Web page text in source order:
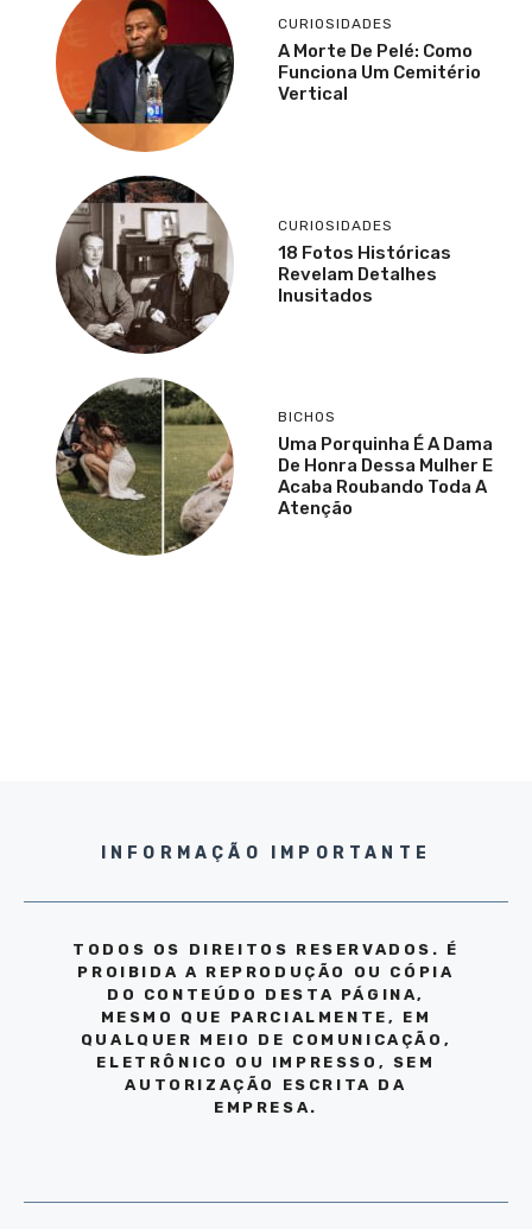
CURIOSIDADES
A Morte De Pelé: Como
Funciona Um Cemitério
Vertical
CURIOSIDADES
18 Fotos Históricas
Revelam Detalhes
Inusitados
BICHOS
Uma Porquinha É A Dama
De Honra Dessa Mulher E
Acaba Roubando Toda A
Atenção
INFORMAÇÃO IMPORTANTE
TODOS OS DIREITOS RESERVADOS. É
PROIBIDA A REPRODUÇÃO OU CÓPIA
DO CONTEÚDO DESTA PÁGINA,
MESMO QUE PARCIALMENTE, EM
QUALQUER MEIO DE COMUNICAÇÃO,
ELETRÔNICO OU IMPRESSO, SEM
AUTORIZAÇÃO ESCRITA DA
EMPRESA.